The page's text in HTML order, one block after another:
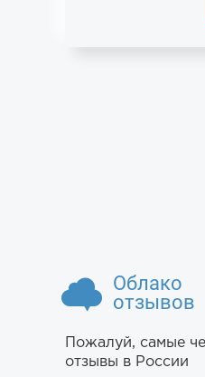
Облако
отзывов
Пожалуй, самые
отзывы в России